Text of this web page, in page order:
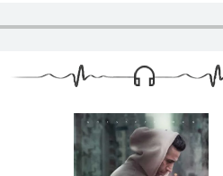
پر از اون خاطره هاست
دوست دارم
پیدا شو ازین پنجره آرامش من شو
من منتظر دیدن ماهم
بی خواب جهانم شب آرام ندارم